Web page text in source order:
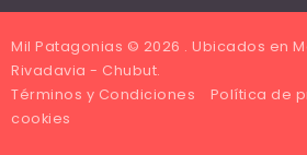
Mil Patagonias © 2026 . Ubicados en
Rivadavia - Chubut.
Términos y Condiciones
Política de
cookies